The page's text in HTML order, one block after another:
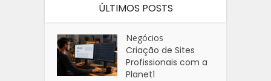
ÚLTIMOS POSTS
Negócios
Criação de Sites
Profissionais com a
Planet1